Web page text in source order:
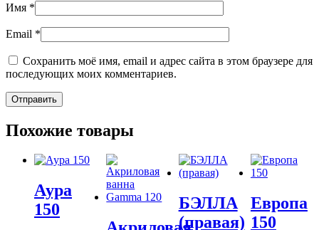
Имя *
Email *
Сохранить моё имя, email и адрес сайта в этом браузере для
последующих моих комментариев.
Похожие товары
Аура
150
БЭЛЛА
(правая)
Европа
150